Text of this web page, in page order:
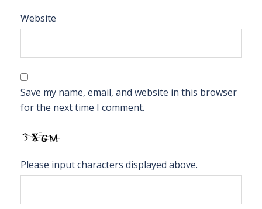
Website
Save my name, email, and website in this browser
for the next time I comment.
Please input characters displayed above.